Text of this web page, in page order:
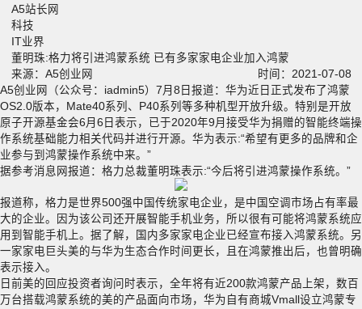
A5站长网
科技
IT业界
董明珠:格力将引进鸿蒙系统 已有多家家电企业加入鸿蒙
来源： A5创业网
时间：2021-07-08
A5创业网（公众号：iadmin5）7月8日报道：华为近日正式发布了鸿蒙
OS2.0版本，Mate40系列、P40系列等多种机型开放升级。特别是开放
原子开源基金会6月6日表示，已于2020年9月接受华为捐赠的智能终端操
作系统基础能力相关代码并进行开源。华为表示:“希望有更多的品牌和企
业参与到鸿蒙操作系统中来。”
据参考消息网报道：格力总裁董明珠表示:“今后将引进鸿蒙操作系统。”
报道称，格力是世界500强中国传统家电企业，是中国空调市场占有率最
大的企业。因为该公司还开展智能手机业务，所以很有可能将鸿蒙系统应
用到智能手机上。据了解，国内多家家电企业已经宣布接入鸿蒙系统。另
一家家电巨头美的与华为生态合作时间更长，且在鸿蒙推出后，也曾明确
表示接入。
日前美的回应投资者询问时表示，全年将有近200款鸿蒙产品上架，数百
万台搭载鸿蒙系统的美的产品面向市场，华为自有商城Vmall设立鸿蒙专